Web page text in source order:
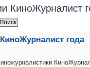
КиноЖурналист
года